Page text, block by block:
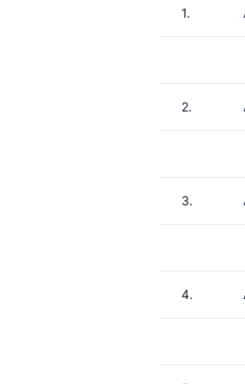
1.
2.
3.
4.